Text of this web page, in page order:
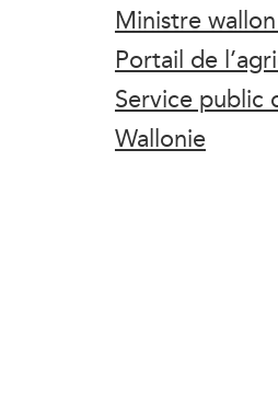
Ministre
Portail de
Service public
Wallonie